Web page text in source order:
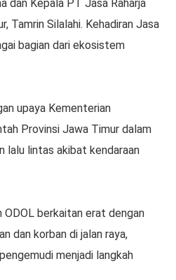
dan Kepala PT Jasa Raharja
Tamrin Silalahi. Kehadiran Jasa
bagian dari ekosistem
upaya Kementerian
Provinsi Jawa Timur dalam
lalu lintas akibat kendaraan
ODOL berkaitan erat dengan
dan korban di jalan raya,
menjadi langkah